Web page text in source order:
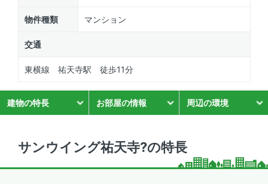
物件種類 マンション
交通
東横線 祐天寺駅 徒歩11分
建物の特長 お部屋の情報 周辺の環境
サンウイング祐天寺?の特長